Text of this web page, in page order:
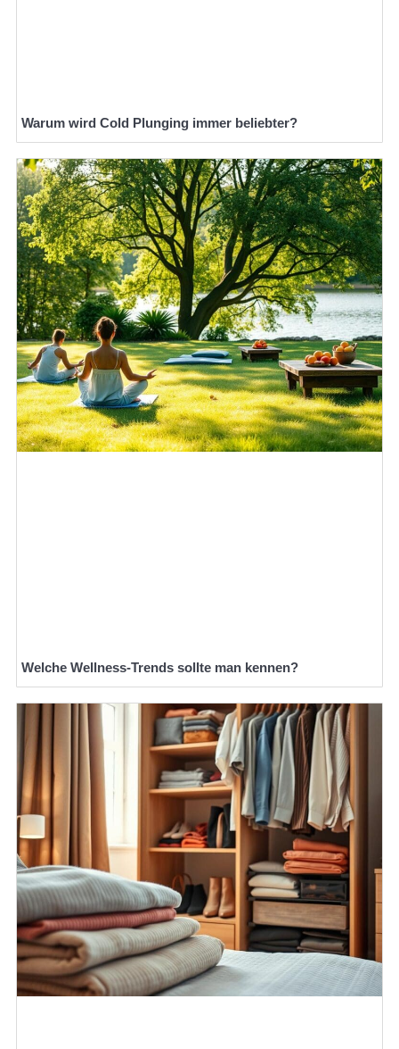
Warum wird Cold Plunging immer beliebter?
Welche Wellness-Trends sollte man kennen?